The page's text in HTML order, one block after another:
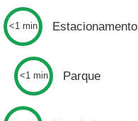
<1 min Estacionamento
<1 min Parque